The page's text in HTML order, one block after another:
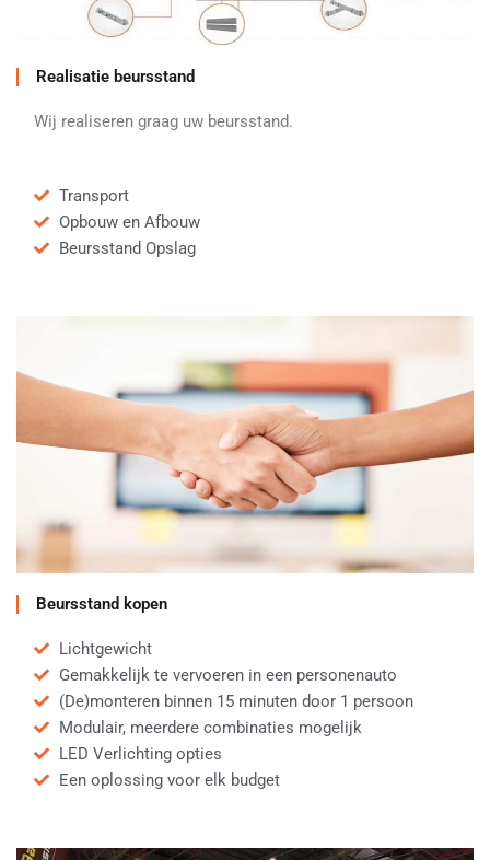
Realisatie beursstand
Wij realiseren graag uw beursstand.
Transport
Opbouw en Afbouw
Beursstand Opslag
Beursstand kopen
Lichtgewicht
Gemakkelijk te vervoeren in een personenauto
(De)monteren binnen 15 minuten door 1 persoon
Modulair, meerdere combinaties mogelijk
LED Verlichting opties
Een oplossing voor elk budget